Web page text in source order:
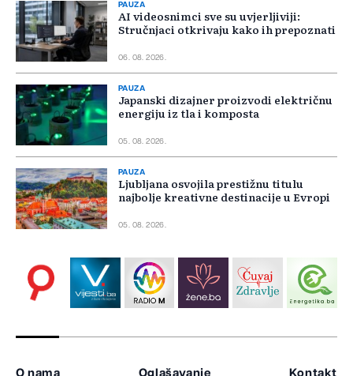
PAUZA
AI videosnimci sve su uvjerljiviji:
Stručnjaci otkrivaju kako ih prepoznati
06. 08. 2026.
PAUZA
Japanski dizajner proizvodi električnu
energiju iz tla i komposta
05. 08. 2026.
PAUZA
Ljubljana osvojila prestižnu titulu
najbolje kreativne destinacije u Evropi
05. 08. 2026.
O nama Oglašavanje Kontakt